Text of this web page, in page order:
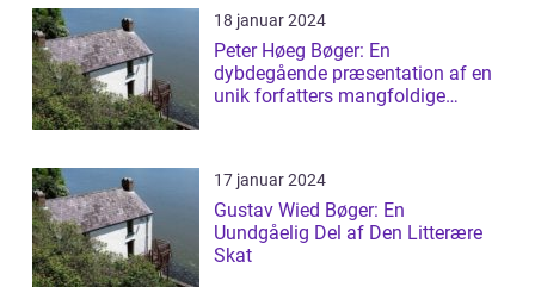
18 januar 2024
Peter Høeg Bøger: En
dybdegående præsentation af en
unik forfatters mangfoldige
17 januar 2024
Gustav Wied Bøger: En
Uundgåelig Del af Den Litterære
Skat